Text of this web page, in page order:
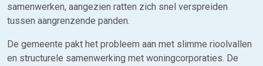
samenwerken, aangezien ratten zich snel verspreiden
tussen aangrenzende panden.
De gemeente pakt het probleem aan met slimme rioolvallen
en structurele samenwerking met woningcorporaties. De